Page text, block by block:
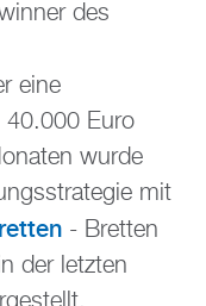
des
eine
40.000 Euro
wurde
mit
- Bretten
der letzten